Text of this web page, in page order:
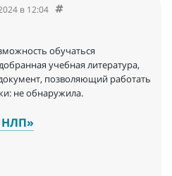
в 12:04
обучаться
учебная литература,
позволяющий работать
не обнаружила.
НЛП»